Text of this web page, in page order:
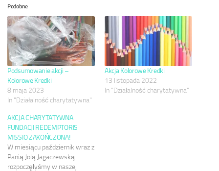
Podobne
Podsumowanie akcji –
Kolorowe Kredki
8 maja 2023
In "Działalność charytatywna"
Akcja Kolorowe Kredki
13 listopada 2022
In "Działalność charytatywna"
AKCJA CHARYTATYWNA
FUNDACJI REDEMPTORIS
MISSIO ZAKOŃCZONA!
W miesiącu październik wraz z
Panią Jolą Jagaczewską
rozpoczęłyśmy w naszej